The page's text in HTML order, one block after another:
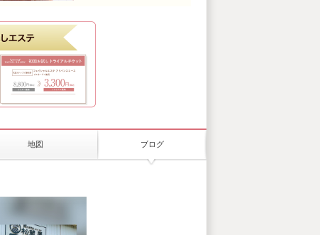
地図 ブログ